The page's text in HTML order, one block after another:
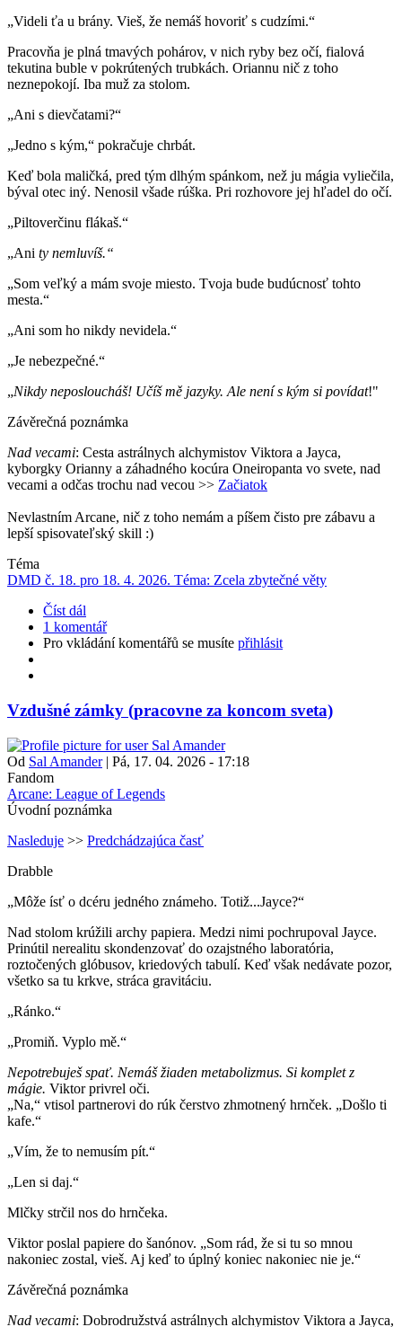
„Videli ťa u brány. Vieš, že nemáš hovoriť s cudzími.“
Pracovňa je plná tmavých pohárov, v nich ryby bez očí, fialová
tekutina buble v pokrútených trubkách. Oriannu nič z toho
neznepokojí. Iba muž za stolom.
„Ani s dievčatami?“
„Jedno s kým,“ pokračuje chrbát.
Keď bola maličká, pred tým dlhým spánkom, než ju mágia vyliečila,
býval otec iný. Nenosil všade rúška. Pri rozhovore jej hľadel do očí.
„Piltoverčinu flákaš.“
„Ani ty nemluvíš.“
„Som veľký a mám svoje miesto. Tvoja bude budúcnosť tohto
mesta.“
„Ani som ho nikdy nevidela.“
„Je nebezpečné.“
„Nikdy neposloucháš! Učíš mě jazyky. Ale není s kým si povídat!"
Závěrečná poznámka
Nad vecami: Cesta astrálnych alchymistov Viktora a Jayca,
kyborgky Orianny a záhadného kocúra Oneiropanta vo svete, nad
vecami a odčas trochu nad vecou >> Začiatok
Nevlastním Arcane, nič z toho nemám a píšem čisto pre zábavu a
lepší spisovateľský skill :)
Téma
DMD č. 18. pro 18. 4. 2026. Téma: Zcela zbytečné věty
Číst dál
1 komentář
Pro vkládání komentářů se musíte přihlásit
Vzdušné zámky (pracovne za koncom sveta)
Od Sal Amander| Pá, 17. 04. 2026 - 17:18
Fandom
Arcane: League of Legends
Úvodní poznámka
Nasleduje >> Predchádzajúca časť
Drabble
„Môže ísť o dcéru jedného známeho. Totiž...Jayce?“
Nad stolom krúžili archy papiera. Medzi nimi pochrupoval Jayce.
Prinútil nerealitu skondenzovať do ozajstného laboratória,
roztočených glóbusov, kriedových tabulí. Keď však nedávate pozor,
všetko sa tu krkve, stráca gravitáciu.
„Ránko.“
„Promiň. Vyplo mě.“
Nepotrebuješ spať. Nemáš žiaden metabolizmus. Si komplet z
mágie. Viktor privrel oči.
„Na,“ vtisol partnerovi do rúk čerstvo zhmotnený hrnček. „Došlo ti
kafe.“
„Vím, že to nemusím pít.“
„Len si daj.“
Mlčky strčil nos do hrnčeka.
Viktor poslal papiere do šanónov. „Som rád, že si tu so mnou
nakoniec zostal, vieš. Aj keď to úplný koniec nakoniec nie je.“
Závěrečná poznámka
Nad vecami: Dobrodružstvá astrálnych alchymistov Viktora a Jayca,